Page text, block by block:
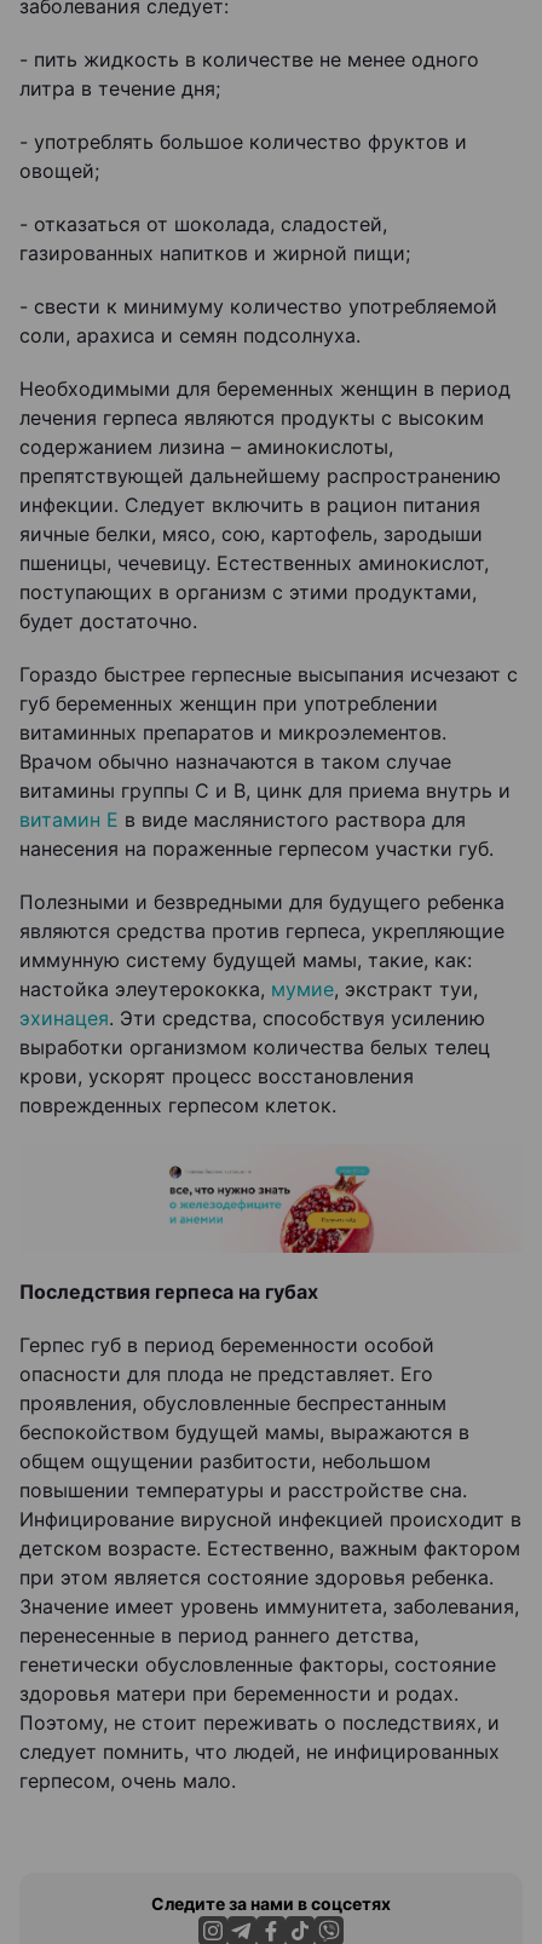
заболевания следует:
- пить жидкость в количестве не менее одного
литра в течение дня;
- употреблять большое количество фруктов и
овощей;
- отказаться от шоколада, сладостей,
газированных напитков и жирной пищи;
- свести к минимуму количество употребляемой
соли, арахиса и семян подсолнуха.
Необходимыми для беременных женщин в период
лечения герпеса являются продукты с высоким
содержанием лизина – аминокислоты,
препятствующей дальнейшему распространению
инфекции. Следует включить в рацион питания
яичные белки, мясо, сою, картофель, зародыши
пшеницы, чечевицу. Естественных аминокислот,
поступающих в организм с этими продуктами,
будет достаточно.
Гораздо быстрее герпесные высыпания исчезают с
губ беременных женщин при употреблении
витаминных препаратов и микроэлементов.
Врачом обычно назначаются в таком случае
витамины группы С и В, цинк для приема внутрь и
витамин Е в виде маслянистого раствора для
нанесения на пораженные герпесом участки губ.
Полезными и безвредными для будущего ребенка
являются средства против герпеса, укрепляющие
иммунную систему будущей мамы, такие, как:
настойка элеутерококка, мумие, экстракт туи,
эхинацея. Эти средства, способствуя усилению
выработки организмом количества белых телец
крови, ускорят процесс восстановления
поврежденных герпесом клеток.
Последствия герпеса на губах
Герпес губ в период беременности особой
опасности для плода не представляет. Его
проявления, обусловленные беспрестанным
беспокойством будущей мамы, выражаются в
общем ощущении разбитости, небольшом
повышении температуры и расстройстве сна.
Инфицирование вирусной инфекцией происходит в
детском возрасте. Естественно, важным фактором
при этом является состояние здоровья ребенка.
Значение имеет уровень иммунитета, заболевания,
перенесенные в период раннего детства,
генетически обусловленные факторы, состояние
здоровья матери при беременности и родах.
Поэтому, не стоит переживать о последствиях, и
следует помнить, что людей, не инфицированных
герпесом, очень мало.
Следите за нами в соцсетях